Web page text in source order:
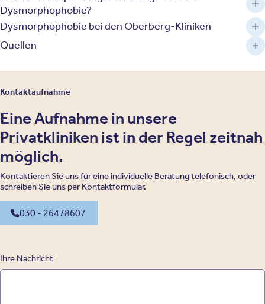
Dysmorphophobie?
Dysmorphophobie bei den Oberberg-Kliniken
Quellen
Kontaktaufnahme
Eine Aufnahme in unsere
Privatkliniken ist in der Regel zeitnah
möglich.
Kontaktieren Sie uns für eine individuelle Beratung telefonisch, oder
schreiben Sie uns per Kontaktformular.
030 - 26478607
Ihre Nachricht